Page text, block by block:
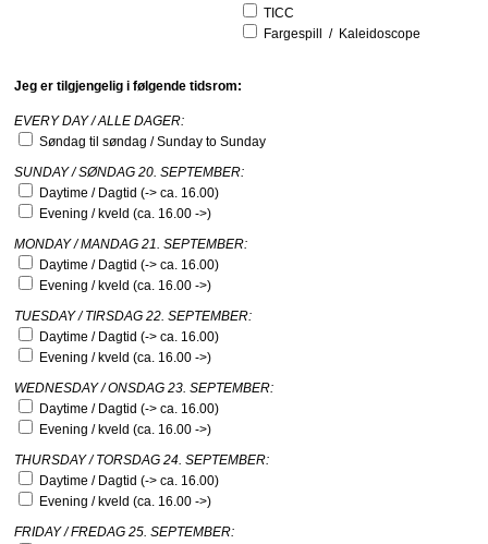
TICC
Fargespill / Kaleidoscope
Jeg er tilgjengelig i følgende tidsrom:
EVERY DAY / ALLE DAGER:
Søndag til søndag / Sunday to Sunday
SUNDAY / SØNDAG 20. SEPTEMBER:
Daytime / Dagtid (-> ca. 16.00)
Evening / kveld (ca. 16.00 ->)
MONDAY / MANDAG 21. SEPTEMBER:
Daytime / Dagtid (-> ca. 16.00)
Evening / kveld (ca. 16.00 ->)
TUESDAY / TIRSDAG 22. SEPTEMBER:
Daytime / Dagtid (-> ca. 16.00)
Evening / kveld (ca. 16.00 ->)
WEDNESDAY / ONSDAG 23. SEPTEMBER:
Daytime / Dagtid (-> ca. 16.00)
Evening / kveld (ca. 16.00 ->)
THURSDAY / TORSDAG 24. SEPTEMBER:
Daytime / Dagtid (-> ca. 16.00)
Evening / kveld (ca. 16.00 ->)
FRIDAY / FREDAG 25. SEPTEMBER: